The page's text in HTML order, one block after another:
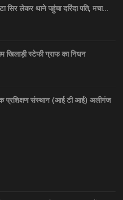
सिर लेकर थाने पहुंचा दरिंदा पति, मचा…
खिलाड़ी स्टेफी ग्राफ का निधन
प्रशिक्षण संस्थान (आई टी आई) अलीगंज